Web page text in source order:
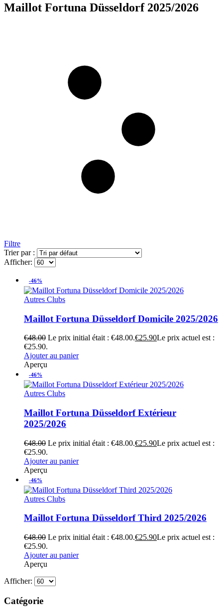
Maillot Fortuna Düsseldorf 2025/2026
Filtre
Trier par :
Afficher:
-46%
Autres Clubs
Maillot Fortuna Düsseldorf Domicile 2025/2026
€48.00 Le prix initial était : €48.00.€25.90Le prix actuel est :
€25.90.
Ajouter au panier
Aperçu
-46%
Autres Clubs
Maillot Fortuna Düsseldorf Extérieur
2025/2026
€48.00 Le prix initial était : €48.00.€25.90Le prix actuel est :
€25.90.
Ajouter au panier
Aperçu
-46%
Autres Clubs
Maillot Fortuna Düsseldorf Third 2025/2026
€48.00 Le prix initial était : €48.00.€25.90Le prix actuel est :
€25.90.
Ajouter au panier
Aperçu
Afficher:
Catégorie